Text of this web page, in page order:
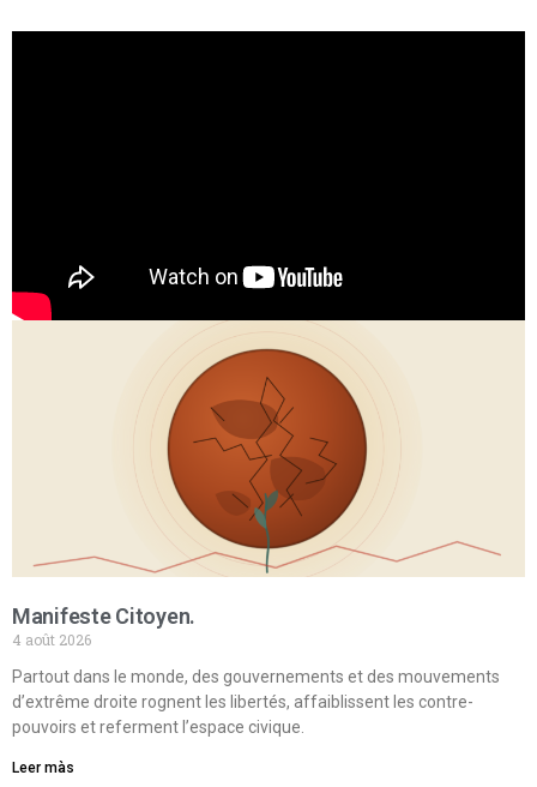
Manifeste Citoyen.
4 août 2026
Partout dans le monde, des gouvernements et des mouvements
d’extrême droite rognent les libertés, affaiblissent les contre-
pouvoirs et referment l’espace civique.
Leer màs